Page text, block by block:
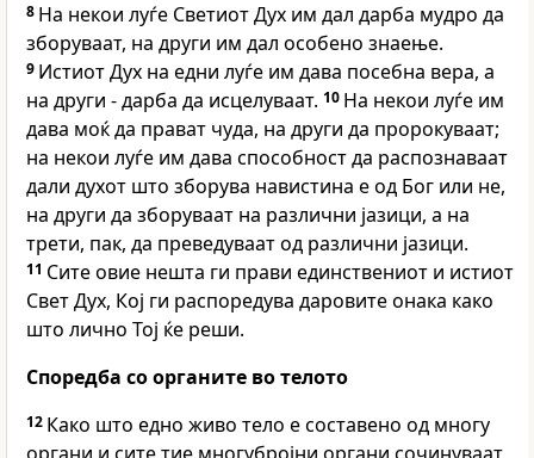
8 На некои луѓе Светиот Дух им дал дарба мудро да
зборуваат, на други им дал особено знаење.
9 Истиот Дух на едни луѓе им дава посебна вера, а
на други - дарба да исцелуваат. 10 На некои луѓе им
дава моќ да прават чуда, на други да пророкуваат;
на некои луѓе им дава способност да распознаваат
дали духот што зборува навистина е од Бог или не,
на други да зборуваат на различни јазици, а на
трети, пак, да преведуваат од различни јазици.
11 Сите овие нешта ги прави единствениот и истиот
Свет Дух, Кој ги распоредува даровите онака како
што лично Тој ќе реши.
Споредба со органите во телото
12 Како што едно живо тело е составено од многу